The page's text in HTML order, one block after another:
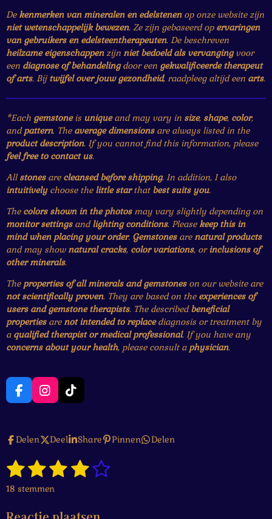
Dekenmerken van mineralen en edelstenenop onze website zijn
niet wetenschappelijk bewezen. Ze zijn gebaseerd op ervaringen
van gebruikers en edelsteentherapeuten. De beschreven
heilzame eigenschappenzijn niet bedoeld als vervangingvoor
een diagnose of behandelingdoor een gekwalificeerde therapeut
of arts. Bijtwijfel over jouw gezondheid, raadpleeg altijd een arts.
*Each gemstoneis uniqueand may vary in size, shape, color,
andpattern. The average dimensionsare always listed in the
product description. If you cannot find this information, please
feel free to contact us.
Allstonesare cleansed before shipping. In addition, I also
intuitivelychoose the little starthat best suits you.
The colors shown in the photosmay vary slightly depending on
monitor settingsandlighting conditions. Pleasekeep this in
mind when placing your order. Gemstonesarenatural products
and may shownatural cracks, color variations, orinclusions of
other minerals.
The properties of all minerals and gemstoneson our website are
not scientifically proven. They are based on the experiences of
users and gemstone therapists. The describedbeneficial
propertiesarenot intended to replacediagnosis or treatment by
a qualified therapist or medical professional. If you have any
concerns about your health, please consult a physician.
F
a
b
o
k
I
n
a
r
m
T
i
o
Delen Deel Share Pinnen Delen
R
a
t
n
1
s
t
2
s
3
s
4 5
S
18 stemmen